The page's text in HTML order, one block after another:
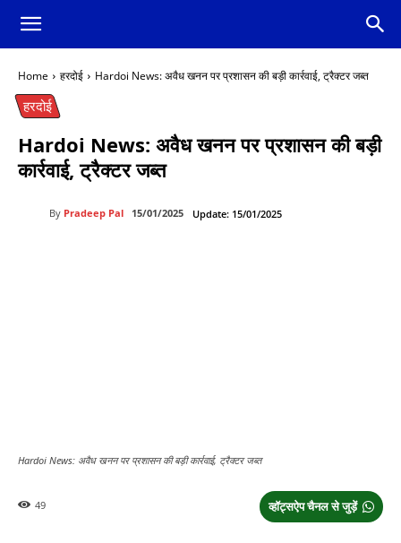
Home हरदोई Hardoi News: अवैध खनन पर प्रशासन की बड़ी कार्रवाई, ट्रैक्टर जब्त
हरदोई
Hardoi News: अवैध खनन पर प्रशासन की बड़ी
कार्रवाई, ट्रैक्टर जब्त
By Pradeep Pal 15/01/2025 Update: 15/01/2025
Hardoi News: अवैध खनन पर प्रशासन की बड़ी कार्रवाई, ट्रैक्टर जब्त
व्हॉट्सऐप चैनल से जुड़ें
49